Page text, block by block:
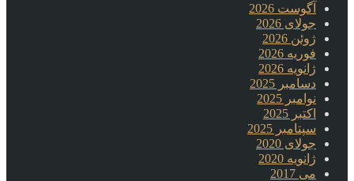
آگوست 2026
جولای 2026
ژوئن 2026
فوریه 2026
ژانویه 2026
دسامبر 2025
نوامبر 2025
اکتبر 2025
سپتامبر 2025
جولای 2020
ژانویه 2020
می 2017